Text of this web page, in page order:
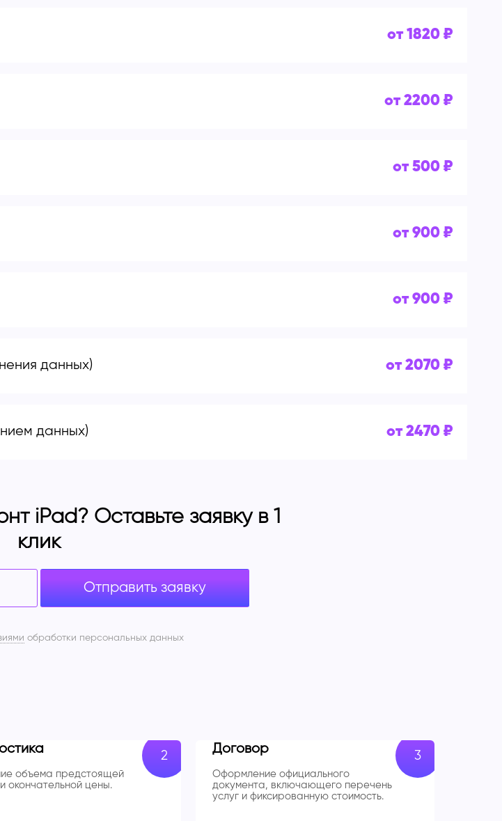
от 1820 ₽
от 2200 ₽
от 500 ₽
от 900 ₽
от 900 ₽
данных) от 2070 ₽
данных) от 2470 ₽
iPad? Оставьте заявку в 1
клик
Отправить заявку
обработки персональных данных
объема предстоящей
окончательной цены.
Договор
Оформление официального
документа, включающего перечень
услуг и фиксированную стоимость.